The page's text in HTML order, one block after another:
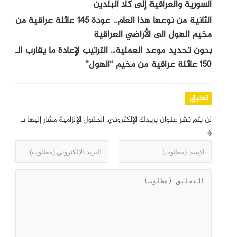
السورية والعراقية إلى كلا البلدين
الثانية من نوعها هذا العام.. عودة 145 عائلة عراقية من
مخيم الهول الى الأراضي العراقية
بدون تحديد موعد العملية.. الترتيب لإعادة ما يقارب الـ
150 عائلة عراقية من مخيم “الهول”
تعليق
لن يتم نشر عنوان بريدك الإلكتروني. الحقول الإلزامية مشار إليها بـ
*